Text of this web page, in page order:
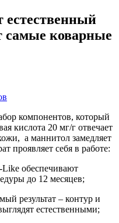
естественный
самые коварные
компонентов, который
кислота 20 мг/г отвечает
а маннитол замедляет
проявляет себя в работе:
обеспечивают
до 12 месяцев;
результат ‒ контур и
естественными;